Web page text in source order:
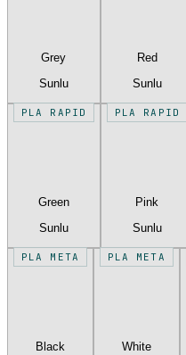
Grey
Sunlu
Red
Sunlu
PLA RAPID
Green
Sunlu
PLA RAPID
Pink
Sunlu
PLA META
Black
PLA META
White